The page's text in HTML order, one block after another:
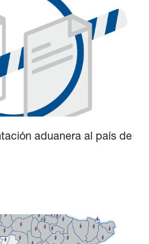
aduanera al país de